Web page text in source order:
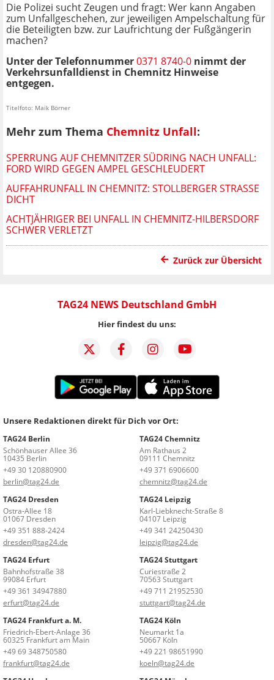
Die Polizei sucht Zeugen und fragt: Wer kann Angaben
zum Unfallgeschehen, zur jeweiligen Ampelschaltung für
die Beteiligten bzw. zur Laufrichtung der Fußgängerin
machen?
Unter der Telefonnummer0371 8740-0 nimmt der
Verkehrsunfalldienst in Chemnitz Hinweise
entgegen.
Titelfoto: Maik Börner
Mehr zum Thema Chemnitz Unfall:
SPERRUNG AUF CHEMNITZER SÜDRING NACH UNFALL:
FORD WIRD GEGEN AMPEL GESCHLEUDERT
AUFFAHRUNFALL IN CHEMNITZ: STOLLBERGER STRASSE D
ICHT
ACHTJÄHRIGER BEI UNFALL IN CHEMNITZ-HILBERSDORF
SCHWER VERLETZT
Zurück zur Übersicht
TAG24 NEWS Deutschland GmbH
Hier findest du uns:
Unsere Redaktionen direkt für Dich vor Ort:
TAG24 Berlin
Schönhauser Allee 36
10435 Berlin
+49 30 120880900
berlin@tag24.de
TAG24 Chemnitz
Am Rathaus 2
09111 Chemnitz
+49 371 6906600
chemnitz@tag24.de
TAG24 Dresden
Ostra-Allee 18
01067 Dresden
+49 351 888-2424
dresden@tag24.de
TAG24 Leipzig
Karl-Liebknecht-Straße 8
04107 Leipzig
+49 341 24250430
leipzig@tag24.de
TAG24 Erfurt
Bahnhofstraße 38
99084 Erfurt
+49 361 34947880
erfurt@tag24.de
TAG24 Stuttgart
Curiestraße 2
70563 Stuttgart
+49 711 21952530
stuttgart@tag24.de
TAG24 Frankfurt a. M.
Friedrich-Ebert-Anlage 36
60325 Frankfurt am Main
+49 69 348750580
frankfurt@tag24.de
TAG24 Köln
Neumarkt 1a
50667 Köln
+49 221 98651990
koeln@tag24.de